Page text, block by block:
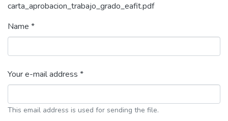
carta_aprobacion_trabajo_grado_eafit.pdf
Name *
Your e-mail address *
This email address is used for sending the file.